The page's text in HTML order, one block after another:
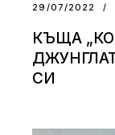
29/07/2022
КЪЩА
СИ